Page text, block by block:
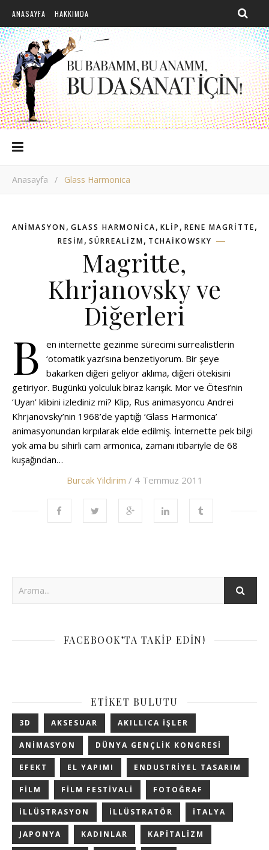
ANASAYFA HAKKIMDA
Anasayfa / Glass Harmonica
ANIMASYON, GLASS HARMONICA, KLIP , RENE MAGRITTE,
RESIM, SÜRREALIZM, TCHAIKOWSKY
Magritte,
Khrjanovsky ve
Diğerleri
B
en internette gezinme sürecimi sürrealistlerin
‘otomatik yazı’sına benzetiyorum. Bir şeye
bakarken diğeri geliyor aklıma, diğeri ötekisini
getiriyor. Bugünkü yolculuk biraz karışık. Mor ve Ötesi’nin
‘Uyan’ klibini izlediniz mi? Klip, Rus animasyoncu Andrei
Khrjanovsky’nin 1968’de yaptığı ‘Glass Harmonica’
animasyonundan kırpılarak elde edilmiş. İnternette pek bilgi
yok ama bu sihirli cam armonica, zamanı itibariyle de 68
kuşağından…
Burcak Yildirim / 4 Temmuz 2011
FACEBOOK’TA TAKIP EDIN!
ETIKET BULUTU
3D AKSESUAR AKILLICA IŞLER
ANIMASYON DÜNYA GENÇLIK KONGRESI
EFEKT EL YAPIMI ENDUSTRIYEL TASARIM
FILM FILM FESTIVALI FOTOĞRAF
ILLÜSTRASYON ILLÜSTRATÖR ITALYA
JAPONYA KADINLAR KAPITALIZM